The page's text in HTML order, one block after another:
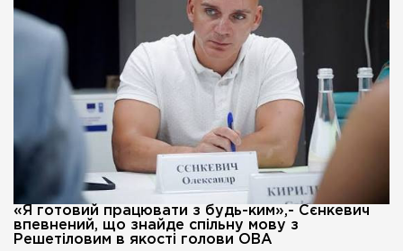
«Я готовий працювати з будь-ким»,- Сєнкевич
впевнений, що знайде спільну мову з
Решетіловим в якості голови ОВА